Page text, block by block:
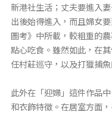
新港社生活；丈夫要進入
出後始得進入，而且婦女
圖考》中所載，較粗重的
點心吃食。雖然如此，在
任村莊巡守，以及打獵捕魚
此外在「迎婦」這件作品
和衣飾特徵。在居室方面